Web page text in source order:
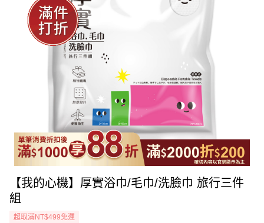
【我的心機】厚實浴巾/毛巾/洗臉巾 旅行三件
組
超取滿NT$499免運